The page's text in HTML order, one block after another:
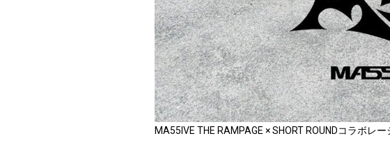
MA55IVE THE RAMPAGE × SHORT ROUNDコラボレ